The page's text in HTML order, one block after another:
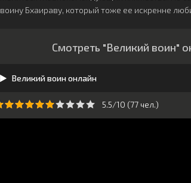
воину Бхаираву, который тоже ее искренне
Смотреть "Великий воин"
Великий воин онлайн
5.5/10 (77 чeл.)